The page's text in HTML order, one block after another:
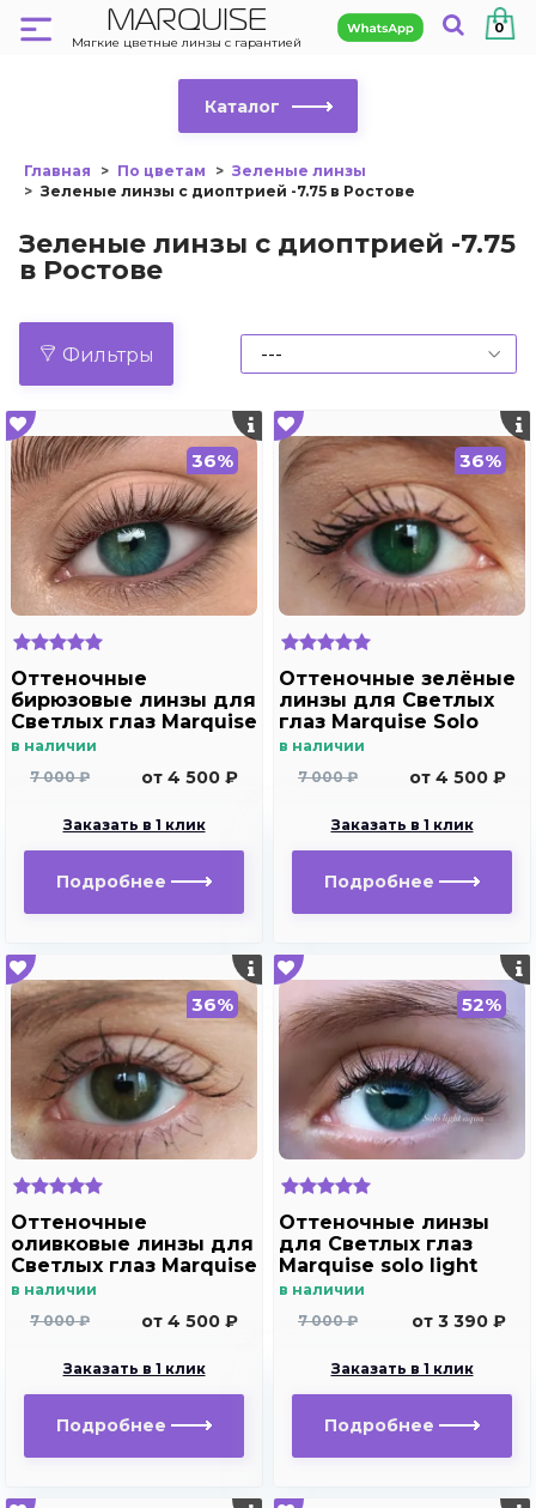
MARQUISE
Мягкие цветные линзы с гарантией
0
Каталог
Главная По цветам
Зеленые линзы
Зеленые линзы с диоптрией -7.75 в Ростове
Зеленые линзы с диоптрией -7.75
в Ростове
Фильтры
36%
Оттеночные
бирюзовые линзы для
Светлых глаз Marquise
solo aqua для
близорукости
в наличии
7 000 ₽
от 4 500 ₽
Заказать в 1 клик
Подробнее
36%
Оттеночные зелёные
линзы для Светлых
глаз Marquise Solo
green( зеленые ) /
в наличии
7 000 ₽
от 4 500 ₽
Заказать в 1 клик
Подробнее
36%
Оттеночные
оливковые линзы для
Светлых глаз Marquise
Solo Olive
в наличии
7 000 ₽
от 4 500 ₽
Заказать в 1 клик
Подробнее
52%
Оттеночные линзы
для Светлых глаз
Marquise solo light
aqua для
близорукости
в наличии
7 000 ₽
от 3 390 ₽
Заказать в 1 клик
Подробнее